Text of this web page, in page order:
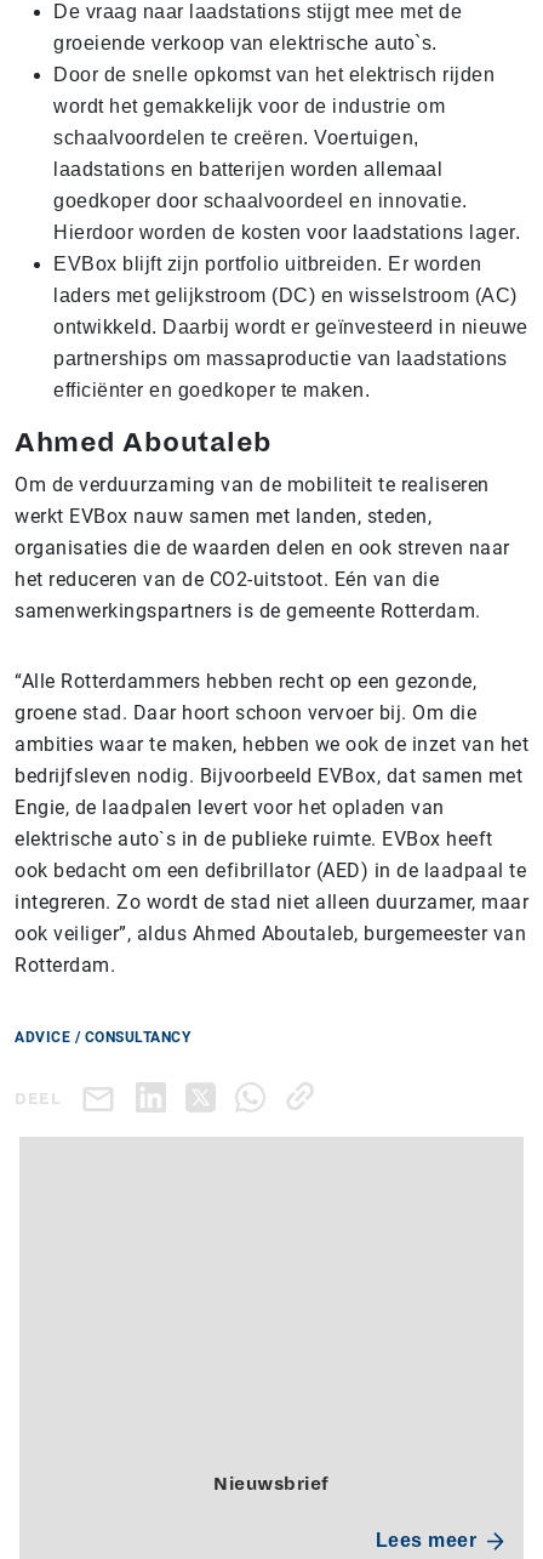
De vraag naar laadstations stijgt mee met de
groeiende verkoop van elektrische auto`s.
Door de snelle opkomst van het elektrisch rijden
wordt het gemakkelijk voor de industrie om
schaalvoordelen te creëren. Voertuigen,
laadstations en batterijen worden allemaal
goedkoper door schaalvoordeel en innovatie.
Hierdoor worden de kosten voor laadstations lager.
EVBox blijft zijn portfolio uitbreiden. Er worden
laders met gelijkstroom (DC) en wisselstroom (AC)
ontwikkeld. Daarbij wordt er geïnvesteerd in nieuwe
partnerships om massaproductie van laadstations
efficiënter en goedkoper te maken.
Ahmed Aboutaleb
Om de verduurzaming van de mobiliteit te realiseren
werkt EVBox nauw samen met landen, steden,
organisaties die de waarden delen en ook streven naar
het reduceren van de CO2-uitstoot. Eén van die
samenwerkingspartners is de gemeente Rotterdam.
“Alle Rotterdammers hebben recht op een gezonde,
groene stad. Daar hoort schoon vervoer bij. Om die
ambities waar te maken, hebben we ook de inzet van het
bedrijfsleven nodig. Bijvoorbeeld EVBox, dat samen met
Engie, de laadpalen levert voor het opladen van
elektrische auto`s in de publieke ruimte. EVBox heeft
ook bedacht om een defibrillator (AED) in de laadpaal te
integreren. Zo wordt de stad niet alleen duurzamer, maar
ook veiliger”, aldus Ahmed Aboutaleb, burgemeester van
Rotterdam.
ADVICE / CONSULTANCY
DEEL
Nieuwsbrief
Lees meer